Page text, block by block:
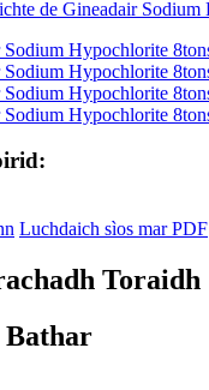
Luchdaich sìos mar PDF
Toraidh
Bathar